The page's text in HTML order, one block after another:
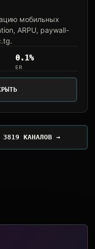
мобильных
ARPU, paywall-
0.1%
ER
3819 КАНАЛОВ →